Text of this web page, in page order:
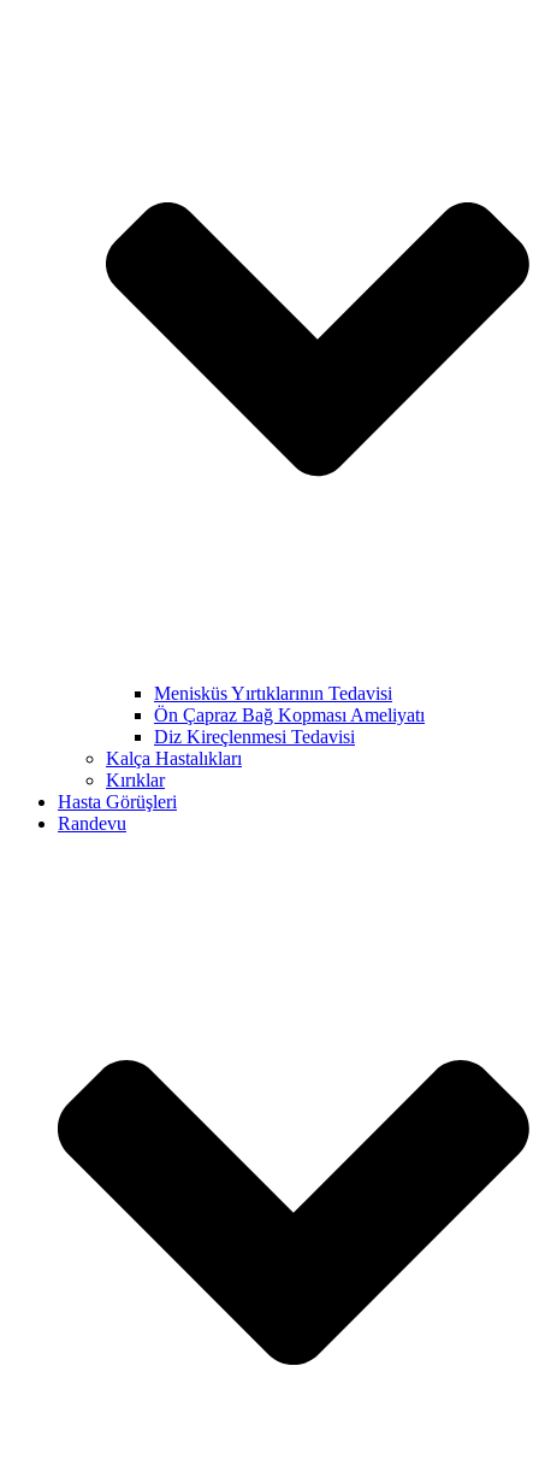
Menisküs Yırtıklarının Tedavisi
Ön Çapraz Bağ Kopması Ameliyatı
Diz Kireçlenmesi Tedavisi
Kalça Hastalıkları
Kırıklar
Hasta Görüşleri
Randevu